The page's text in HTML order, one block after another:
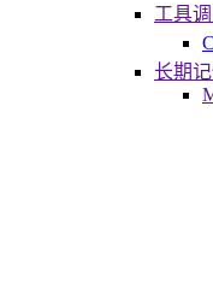
工具调
长期记